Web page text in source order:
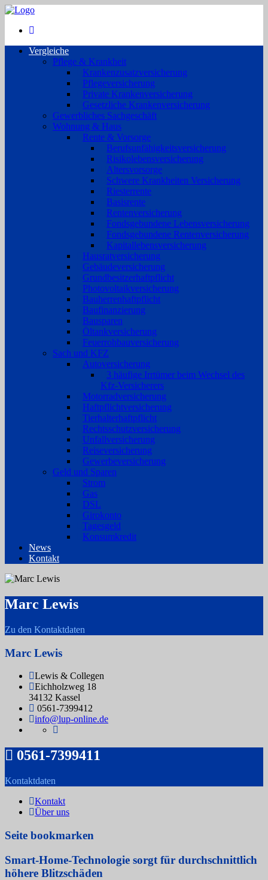
Vergleiche
Pflege & Krankheit
Krankenzusatzversicherung
Pflegeversicherung
Private Krankenversicherung
Gesetzliche Krankenversicherung
Gewerbliches Sachgeschäft
Wohnung & Haus
Rente & Vorsorge
Berufs­unfähigkeitsversicherung
Risikolebensversicherung
Altersvorsorge
Schwere Krankheiten Versicherung
Riesterrente
Basisrente
Rentenversicherung
Fondsgebundene Lebensversicherung
Fondsgebundene Rentenversicherung
Kapitallebensversicherung
Hausratversicherung
Gebäudeversicherung
Grundbesitzerhaftpflicht
Photovoltaikversicherung
Bauherrenhaftpflicht
Baufinanzierung
Bausparen
Öltankversicherung
Feuerrohbauversicherung
Sach und KFZ
Autoversicherung
3 häufige Irrtümer beim Wechsel des
Kfz-Versicherers
Motorradversicherung
Haftpflichtversicherung
Tierhalterhaftpflicht
Rechtsschutzversicherung
Unfallversicherung
Reiseversicherung
Gewerbeversicherung
Geld und Sparen
Strom
Gas
DSL
Girokonto
Tagesgeld
Konsumkredit
News
Kontakt
Marc Lewis
Zu den Kontaktdaten
Marc Lewis
Lewis & Collegen
Eichholzweg 18
34132 Kassel
0561-7399412
info@lup-online.de
0561-7399411
Kontaktdaten
Kontakt
Über uns
Seite bookmarken
Smart-Home-Technologie sorgt für durchschnittlich
höhere Blitzschäden